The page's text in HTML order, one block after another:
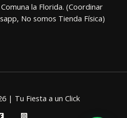
la Florida. (Coordinar
No somos Tienda Física)
| Tu Fiesta a un Click